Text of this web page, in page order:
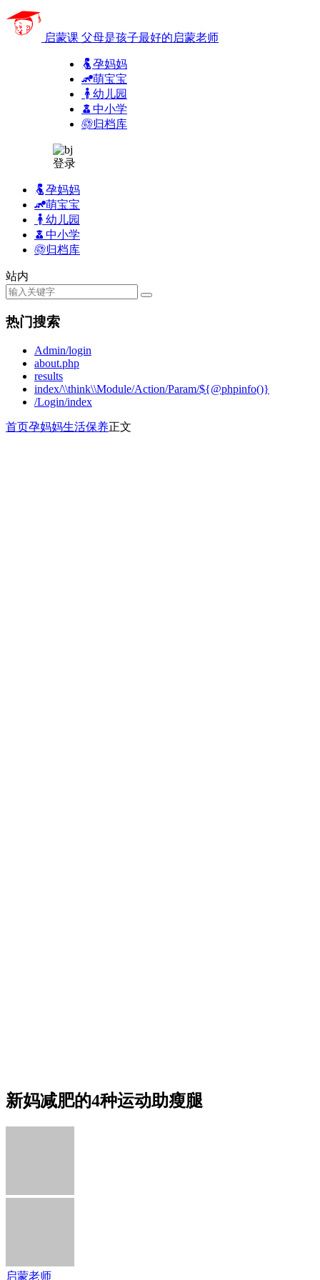
启蒙课 父母是孩子最好的启蒙老师
孕妈妈
萌宝宝
幼儿园
中小学
归档库
登录
孕妈妈
萌宝宝
幼儿园
中小学
归档库
站内
热门搜索
Admin/login
about.php
results
index/\\think\\Module/Action/Param/${@phpinfo()}
/Login/index
首页孕妈妈生活保养正文
新妈减肥的4种运动助瘦腿
启蒙老师